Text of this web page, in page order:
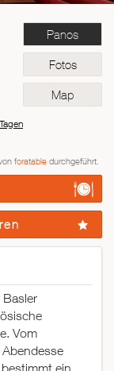
Panos
Fotos
Map
foratabledurchgeführt.
Basler
Vom